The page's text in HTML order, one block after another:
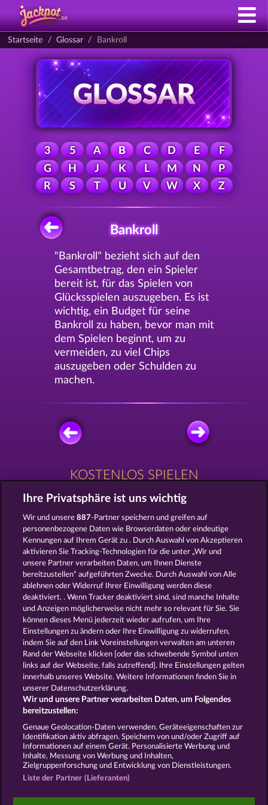
Startseite Glossar Bankroll
3 5 A B C D E
F
G
H J K L M N
P
R
S T U V W X Z
Bankroll
"Bankroll" bezieht sich auf den
Gesamtbetrag, den ein Spieler
bereit ist, für das Spielen von
Glücksspielen auszugeben. Es ist
wichtig, ein Budget für seine
Bankroll zu haben, bevor man mit
dem Spielen beginnt, um zu
vermeiden, zu viel Chips
auszugeben oder Schulden zu
machen.
KOSTENLOS SPIELEN
FANCY FRUITS EXPLODIAC MAXI PLAY
KING OF THE JUNGLE BLACK BEAUTY
AGB Datenschutz
Affiliate-Programm Facebook
Widerruf einreichen
Ihre Privatsphäre ist uns wichtig
Wir und unsere887-Partner speichern und greifen auf
personenbezogene Daten wie Browserdaten oder eindeutige
Kennungen auf Ihrem Gerät zu . Durch Auswahl von Akzeptieren
aktivieren Sie Tracking-Technologien für die unter „Wir und
unsere Partner verarbeiten Daten, um Ihnen Dienste
bereitzustellen“ aufgeführten Zwecke. Durch Auswahl von Alle
ablehnen oder Widerruf Ihrer Einwilligung werden diese
deaktiviert. . Wenn Tracker deaktiviert sind, sind manche Inhalte
und Anzeigen möglicherweise nicht mehr so ​​relevant für Sie. Sie
können dieses Menü jederzeit wieder aufrufen, um Ihre
Einstellungen zu ändern oder Ihre Einwilligung zu widerrufen,
indem Sie auf den Link Voreinstellungen verwalten am unteren
Rand der Webseite klicken [oder das schwebende Symbol unten
links auf der Webseite, falls zutreffend]. Ihre Einstellungen gelten
innerhalb unseres Website. Weitere Informationen finden Sie in
unserer Datenschutzerklärung.
Wir und unsere Partner verarbeiten Daten, um Folgendes
bereitzustellen:
Genaue Geolocation-Daten verwenden. Geräteeigenschaften zur
Identifikation aktiv abfragen. Speichern von und/oder Zugriff auf
Informationen auf einem Gerät. Personalisierte Werbung und
Inhalte, Messung von Werbung und Inhalten,
Zielgruppenforschung und Entwicklung von Dienstleistungen.
Liste der Partner (Lieferanten)